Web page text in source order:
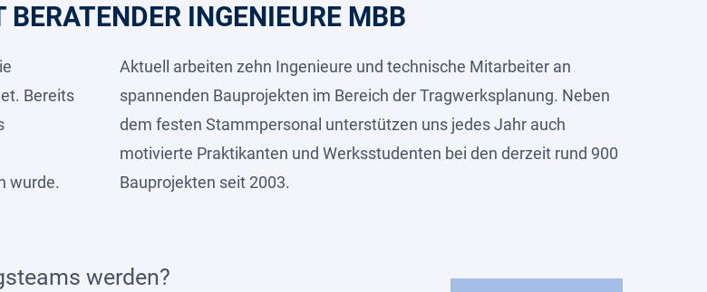
INGENIEURE MBB
Bereits
wurde.
Aktuell arbeiten zehn Ingenieure und technische Mitarbeiter an
spannenden Bauprojekten im Bereich der Tragwerksplanung. Neben
dem festen Stammpersonal unterstützen uns jedes Jahr auch
motivierte Praktikanten und Werksstudenten bei den derzeit rund 900
Bauprojekten seit 2003.
werden?